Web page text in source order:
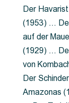
Der
(1953) …
auf der
(1929) …
von
Der
Amazonas